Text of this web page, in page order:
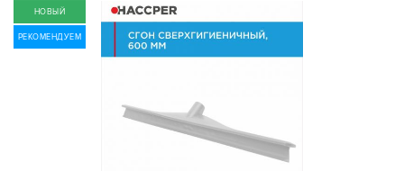
НОВЫЙ
РЕКОМЕНДУЕМ